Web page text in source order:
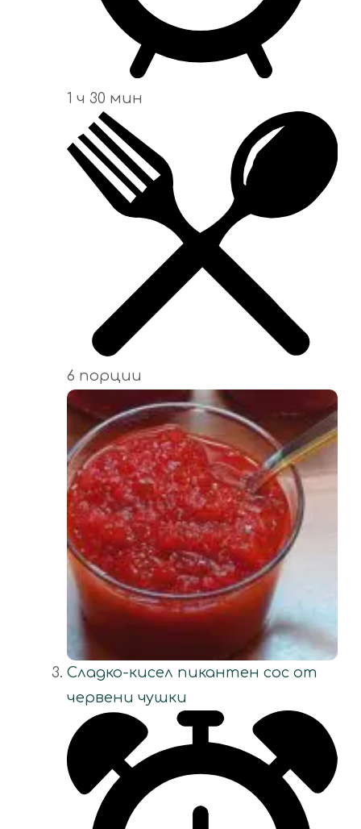
1 ч 30 мин
6 порции
Сладко-кисел пикантен сос от
червени чушки